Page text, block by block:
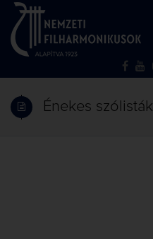
Énekes szólisták